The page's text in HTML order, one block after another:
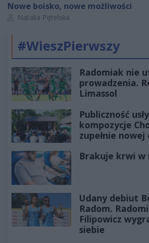
Nowe boisko, nowe możliwości
Autor artykułu:
Natalia Pętelska
#WieszPierwszy
Radomiak nie
prowadzenia.
Limassol
Publiczność
kompozycje
zupełnie nowej
Brakuje krwi w
Udany debiut
Radom.
Filipowicz
siebie